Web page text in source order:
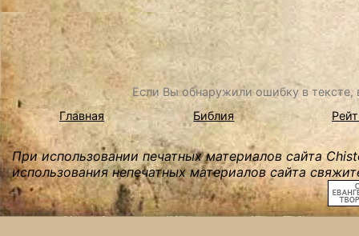
Если Вы обнаружили ошибку в
Главная
Библия
При использовании печатных материалов сайта
использования непечатных материалов сайта